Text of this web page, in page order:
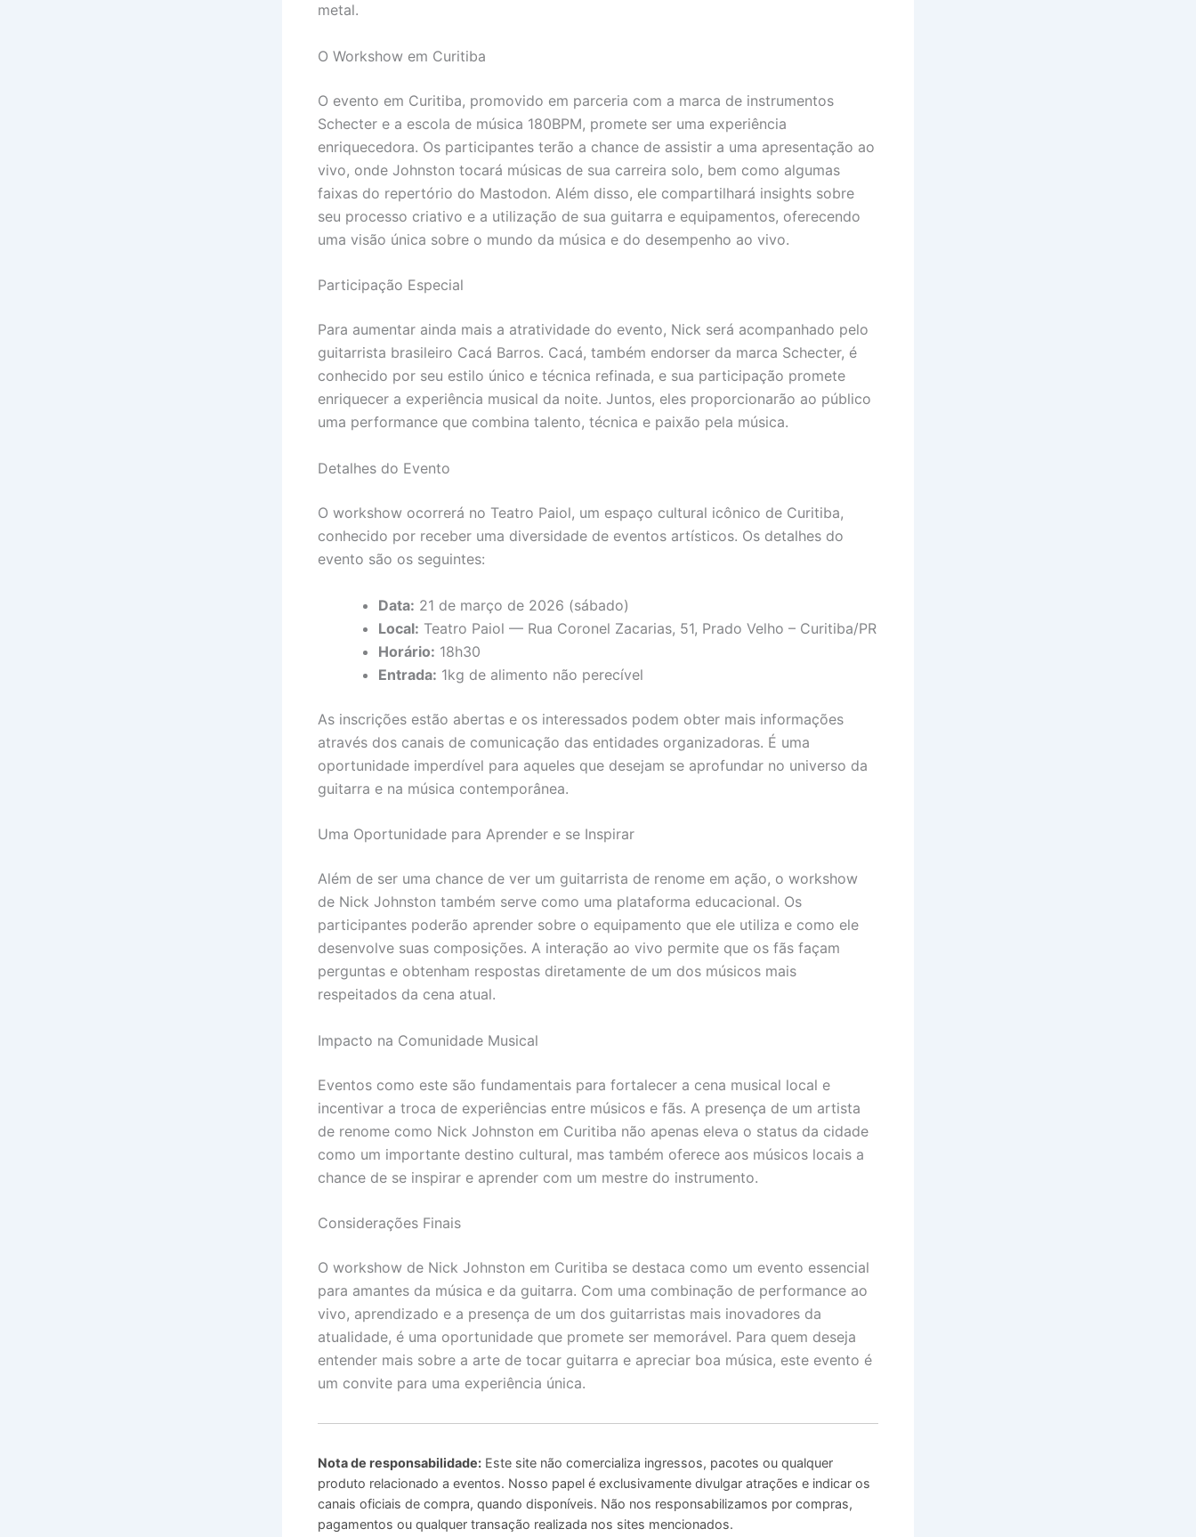
metal.
O Workshow em Curitiba
O evento em Curitiba, promovido em parceria com a marca de instrumentos
Schecter e a escola de música 180BPM, promete ser uma experiência
enriquecedora. Os participantes terão a chance de assistir a uma apresentação ao
vivo, onde Johnston tocará músicas de sua carreira solo, bem como algumas
faixas do repertório do Mastodon. Além disso, ele compartilhará insights sobre
seu processo criativo e a utilização de sua guitarra e equipamentos, oferecendo
uma visão única sobre o mundo da música e do desempenho ao vivo.
Participação Especial
Para aumentar ainda mais a atratividade do evento, Nick será acompanhado pelo
guitarrista brasileiro Cacá Barros. Cacá, também endorser da marca Schecter, é
conhecido por seu estilo único e técnica refinada, e sua participação promete
enriquecer a experiência musical da noite. Juntos, eles proporcionarão ao público
uma performance que combina talento, técnica e paixão pela música.
Detalhes do Evento
O workshow ocorrerá no Teatro Paiol, um espaço cultural icônico de Curitiba,
conhecido por receber uma diversidade de eventos artísticos. Os detalhes do
evento são os seguintes:
Data: 21 de março de 2026 (sábado)
Local: Teatro Paiol — Rua Coronel Zacarias, 51, Prado Velho – Curitiba/PR
Horário: 18h30
Entrada: 1kg de alimento não perecível
As inscrições estão abertas e os interessados podem obter mais informações
através dos canais de comunicação das entidades organizadoras. É uma
oportunidade imperdível para aqueles que desejam se aprofundar no universo da
guitarra e na música contemporânea.
Uma Oportunidade para Aprender e se Inspirar
Além de ser uma chance de ver um guitarrista de renome em ação, o workshow
de Nick Johnston também serve como uma plataforma educacional. Os
participantes poderão aprender sobre o equipamento que ele utiliza e como ele
desenvolve suas composições. A interação ao vivo permite que os fãs façam
perguntas e obtenham respostas diretamente de um dos músicos mais
respeitados da cena atual.
Impacto na Comunidade Musical
Eventos como este são fundamentais para fortalecer a cena musical local e
incentivar a troca de experiências entre músicos e fãs. A presença de um artista
de renome como Nick Johnston em Curitiba não apenas eleva o status da cidade
como um importante destino cultural, mas também oferece aos músicos locais a
chance de se inspirar e aprender com um mestre do instrumento.
Considerações Finais
O workshow de Nick Johnston em Curitiba se destaca como um evento essencial
para amantes da música e da guitarra. Com uma combinação de performance ao
vivo, aprendizado e a presença de um dos guitarristas mais inovadores da
atualidade, é uma oportunidade que promete ser memorável. Para quem deseja
entender mais sobre a arte de tocar guitarra e apreciar boa música, este evento é
um convite para uma experiência única.
Nota de responsabilidade: Este site não comercializa ingressos, pacotes ou qualquer
produto relacionado a eventos. Nosso papel é exclusivamente divulgar atrações e indicar os
canais oficiais de compra, quando disponíveis. Não nos responsabilizamos por compras,
pagamentos ou qualquer transação realizada nos sites mencionados.